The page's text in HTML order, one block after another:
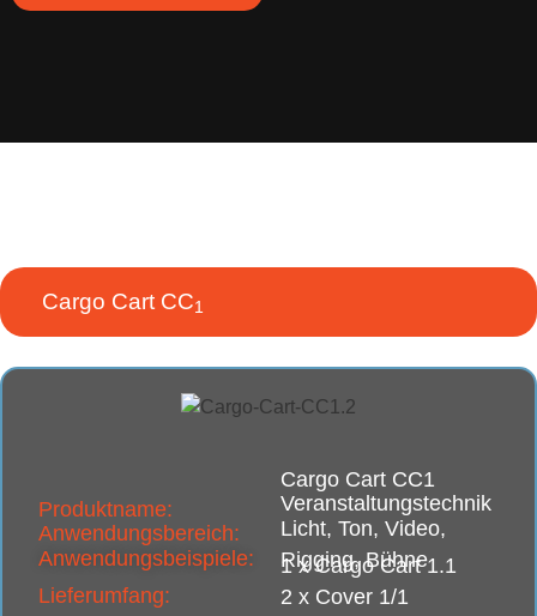
Cargo Cart CC1
Produktname:
Cargo Cart CC1
Anwendungsbereich:
Veranstaltungstechnik
Anwendungsbeispiele:
Licht, Ton, Video,
Rigging, Bühne
Lieferumfang:
1 x Cargo Cart 1.1
2 x Cover 1/1